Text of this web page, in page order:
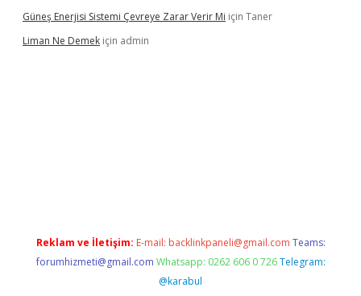
Güneş Enerjisi Sistemi Çevreye Zarar Verir Mi için Taner
Liman Ne Demek için admin
Reklam ve İletişim: E-mail: backlinkpaneli@gmail.com Teams:
forumhizmeti@gmail.com Whatsapp: 0262 606 0 726 Telegram:
@karabul